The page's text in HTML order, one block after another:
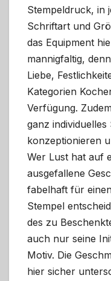
Stempeldruck, in
Schriftart und
das Equipment
mannigfaltig,
Liebe,
Kategorien
Verfügung.
ganz
konzeptionieren
Wer Lust hat auf
ausgefallene
fabelhaft für
Stempel
des zu
auch nur seine
Motiv. Die
hier sicher